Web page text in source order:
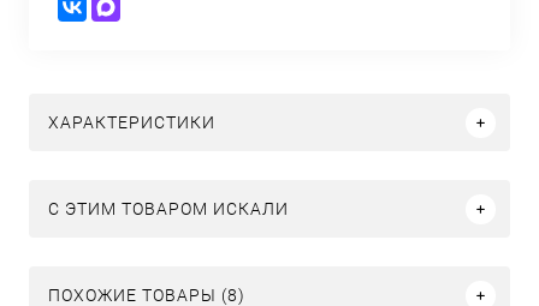
ХАРАКТЕРИСТИКИ
C ЭТИМ ТОВАРОМ ИСКАЛИ
ПОХОЖИЕ ТОВАРЫ (8)